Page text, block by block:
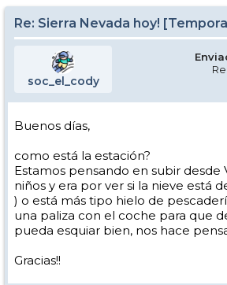
Re: Sierra Nevada hoy!
soc_el_cody
Buenos días,
como está la estación?
Estamos pensando en subir desde
niños y era por ver si la nieve está
) o está más tipo hielo de
una paliza con el coche para que
pueda esquiar bien, nos hace
Gracias!!